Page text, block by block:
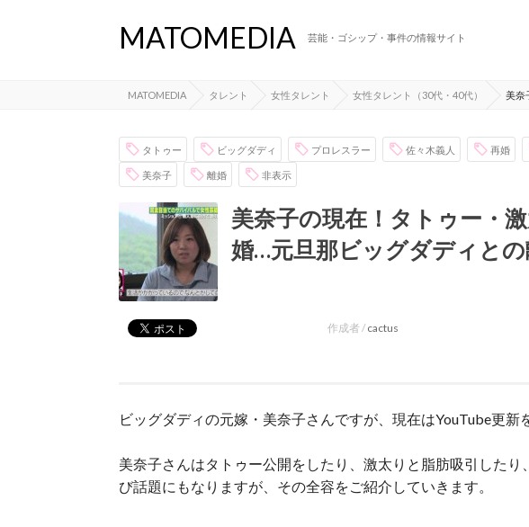
MATOMEDIA 芸能・ゴシップ・事件の情報サイト
MATOMEDIA タレント 女性タレント 女性タレント（30代・40代） 美奈
タトゥー ビッグダディ プロレスラー 佐々木義人 再婚
美奈子 離婚 非表示
美奈子の現在！タトゥー・
婚…元旦那ビッグダディと
作成者 / cactus
ビッグダディの元嫁・美奈子さんですが、現在はYouTube更新
美奈子さんはタトゥー公開をしたり、激太りと脂肪吸引したり
び話題にもなりますが、その全容をご紹介していきます。